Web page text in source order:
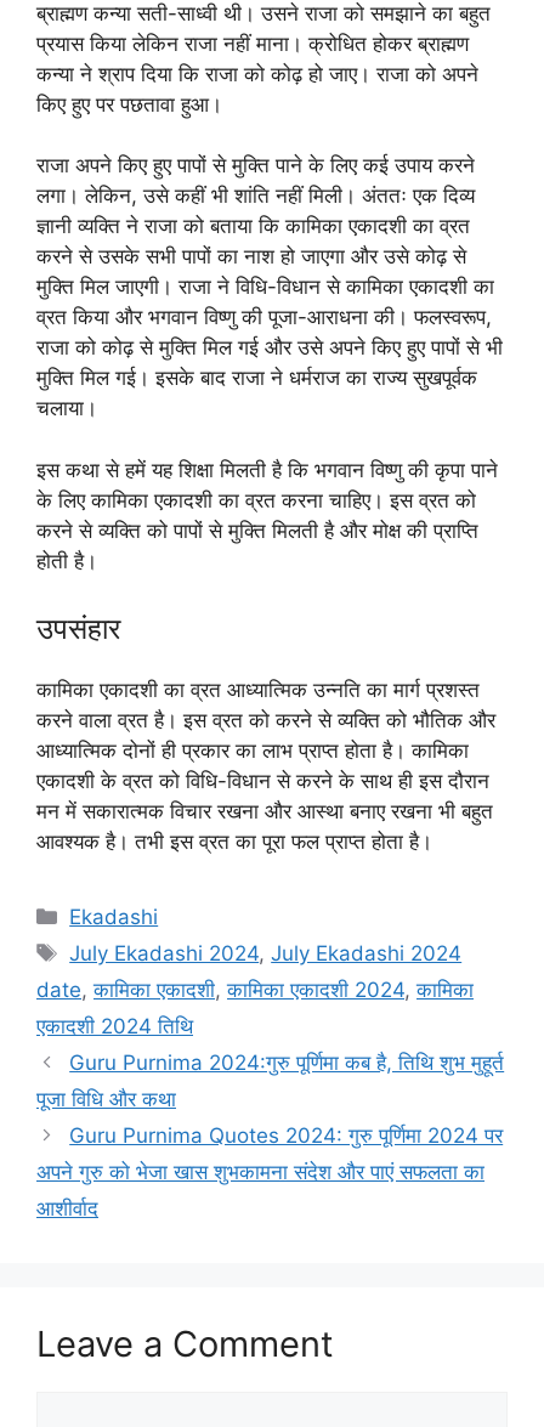
ब्राह्मण कन्या सती-साध्वी थी। उसने राजा को समझाने का बहुत
प्रयास किया लेकिन राजा नहीं माना। क्रोधित होकर ब्राह्मण
कन्या ने श्राप दिया कि राजा को कोढ़ हो जाए। राजा को अपने
किए हुए पर पछतावा हुआ।
राजा अपने किए हुए पापों से मुक्ति पाने के लिए कई उपाय करने
लगा। लेकिन, उसे कहीं भी शांति नहीं मिली। अंततः एक दिव्य
ज्ञानी व्यक्ति ने राजा को बताया कि कामिका एकादशी का व्रत
करने से उसके सभी पापों का नाश हो जाएगा और उसे कोढ़ से
मुक्ति मिल जाएगी। राजा ने विधि-विधान से कामिका एकादशी का
व्रत किया और भगवान विष्णु की पूजा-आराधना की। फलस्वरूप,
राजा को कोढ़ से मुक्ति मिल गई और उसे अपने किए हुए पापों से भी
मुक्ति मिल गई। इसके बाद राजा ने धर्मराज का राज्य सुखपूर्वक
चलाया।
इस कथा से हमें यह शिक्षा मिलती है कि भगवान विष्णु की कृपा पाने
के लिए कामिका एकादशी का व्रत करना चाहिए। इस व्रत को
करने से व्यक्ति को पापों से मुक्ति मिलती है और मोक्ष की प्राप्ति
होती है।
उपसंहार
कामिका एकादशी का व्रत आध्यात्मिक उन्नति का मार्ग प्रशस्त
करने वाला व्रत है। इस व्रत को करने से व्यक्ति को भौतिक और
आध्यात्मिक दोनों ही प्रकार का लाभ प्राप्त होता है। कामिका
एकादशी के व्रत को विधि-विधान से करने के साथ ही इस दौरान
मन में सकारात्मक विचार रखना और आस्था बनाए रखना भी बहुत
आवश्यक है। तभी इस व्रत का पूरा फल प्राप्त होता है।
C
a
e
g
o
r
i
s
Ekadashi
T
a
s
July Ekadashi 2024,July Ekadashi 2024
date,कामिका एकादशी,कामिका एकादशी 2024,कामिका
एकादशी 2024 तिथि
Guru Purnima 2024:गुरु पूर्णिमा कब है, तिथि शुभ मुहूर्त
पूजा विधि और कथा
Guru Purnima Quotes 2024: गुरु पूर्णिमा 2024 पर
अपने गुरु को भेजा खास शुभकामना संदेश और पाएं सफलता का
आशीर्वाद
Leave a Comment